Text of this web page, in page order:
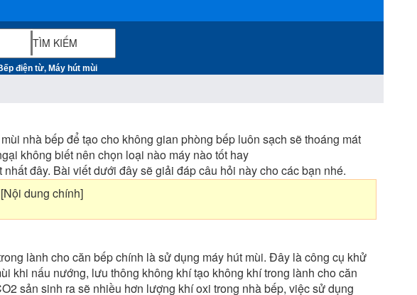
điện từ, Máy hút mùi
nhà bếp để tạo cho không gian phòng bếp luôn sạch sẽ thoáng mát
không biết nên chọn loại nào máy nào tốt hay
đây. Bài viết dưới đây sẽ giải đáp câu hỏi này cho các bạn nhé.
[Nội dung chính]
lành cho căn bếp chính là sử dụng máy hút mùi. Đây là công cụ khử
khi nấu nướng, lưu thông không khí tạo không khí trong lành cho căn
sản sinh ra sẽ nhiều hơn lượng khí oxi trong nhà bếp, việc sử dụng